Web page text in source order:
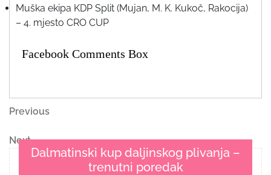
Muška ekipa KDP Split (Mujan, M. K. Kukoč, Rakocija)
– 4. mjesto CRO CUP
Facebook Comments Box
Navigacija
objava
Previous
Previous
Next
Post
Next
Dalmatinski kup daljinskog plivanja –
trenutni poredak